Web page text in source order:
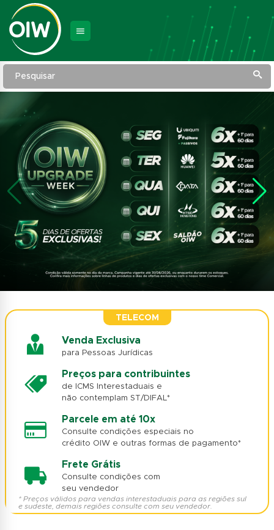
Pesquisar
TELECOM
Venda Exclusiva
para Pessoas Jurídicas
Preços para contribuintes
de ICMS Interestaduais e
não contemplam ST/DIFAL*
Parcele em até 10x
Consulte condições especiais no
crédito OIW e outras formas de pagamento*
Frete Grátis
Consulte condições com
seu vendedor
* Preços válidos para vendas interestaduais para as regiões sul
e sudeste, demais regiões consulte com seu vendedor.